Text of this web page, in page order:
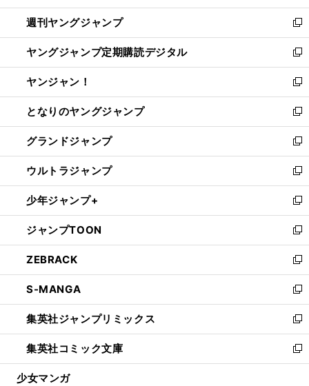
開
く
ウ
で
開
く
ン
ド
ウ
で
開
く
ウ
ィ
ン
ド
ウ
で
開
く
週刊ヤングジャンプ
新
し
い
ウ
ィ
ン
ド
ウ
で
開
く
ヤングジャンプ定期購読デジタル
新
し
い
ウ
ィ
ン
ド
ウ
で
開
く
ヤンジャン！
新
し
い
ウ
ィ
ン
ド
ウ
で
開
く
となりのヤングジャンプ
新
し
い
ウ
ィ
ン
ド
ウ
で
開
く
グランドジャンプ
新
し
い
ウ
ィ
ン
ド
ウ
で
開
く
ウルトラジャンプ
新
し
い
ウ
ィ
ン
ド
ウ
で
開
く
少年ジャンプ+
新
し
い
ウ
ィ
ン
ド
ウ
で
開
く
ジャンプTOON
新
し
い
ウ
ィ
ン
ド
ウ
で
開
ZEBRACK
新
し
い
ウ
ィ
ン
ド
ウ
S-MANGA
新
し
い
ウ
ィ
ン
集英社ジャンプリミックス
新
し
い
ウ
集英社コミック文庫
新
し
少女マンガ